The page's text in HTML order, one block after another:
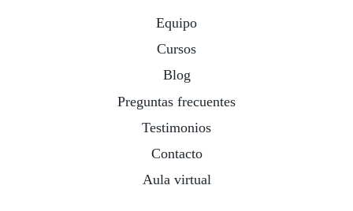
Equipo
Cursos
Blog
Preguntas frecuentes
Testimonios
Contacto
Aula virtual